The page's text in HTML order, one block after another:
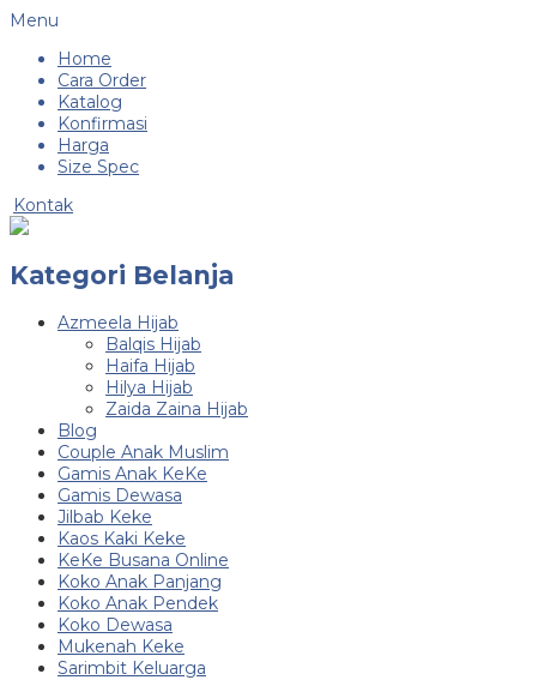
Menu
Home
Cara Order
Katalog
Konfirmasi
Harga
Size Spec
Kontak
Kategori Belanja
Azmeela Hijab
Balqis Hijab
Haifa Hijab
Hilya Hijab
Zaida Zaina Hijab
Blog
Couple Anak Muslim
Gamis Anak KeKe
Gamis Dewasa
Jilbab Keke
Kaos Kaki Keke
KeKe Busana Online
Koko Anak Panjang
Koko Anak Pendek
Koko Dewasa
Mukenah Keke
Sarimbit Keluarga